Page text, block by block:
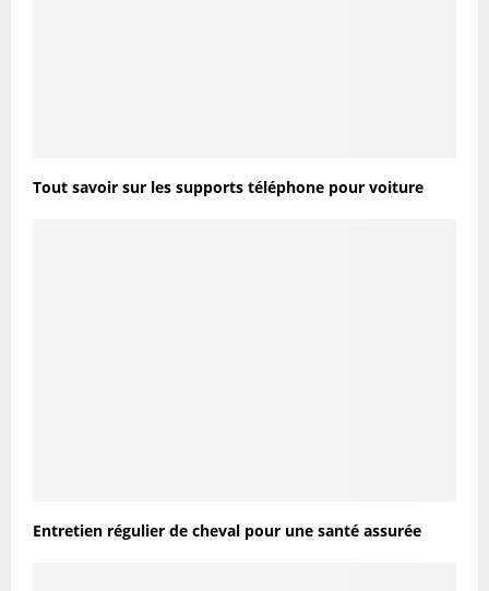
Tout savoir sur les supports téléphone pour voiture
Entretien régulier de cheval pour une santé assurée